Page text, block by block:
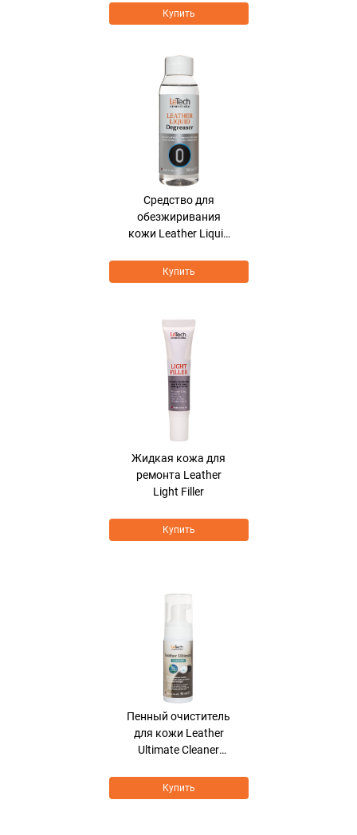
Купить
Средство для
обезжиривания
кожи Leather Liquid
Купить
Жидкая кожа для
ремонта Leather
Light Filler
Купить
Пенный очиститель
для кожи Leather
Ultimate Cleaner
Купить